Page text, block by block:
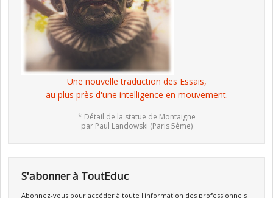
Une nouvelle traduction des Essais,
au plus près d'une intelligence en mouvement.
* Détail de la statue de Montaigne
par Paul Landowski (Paris 5ème)
S'abonner à ToutEduc
Abonnez-vous pour accéder à toute l'information des professionnels